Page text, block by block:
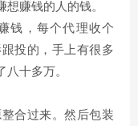
赚钱的人的钱。
钱，每个代理收个
投的，手上有很多
十多万。
合过来。然后包装